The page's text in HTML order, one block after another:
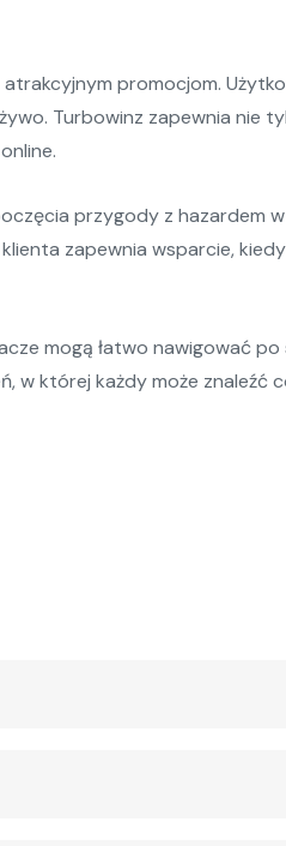
promocjom.
Turbowinz zapewnia nie
przygody z hazardem w
zapewnia wsparcie,
mogą łatwo nawigować po
w której każdy może znaleźć